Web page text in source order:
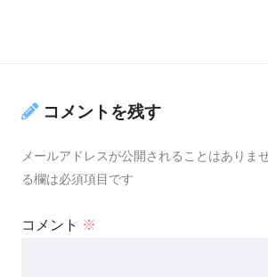
コメントを残す
メールアドレスが公開されることはありませ
る欄は必須項目です
コメント ※